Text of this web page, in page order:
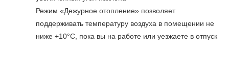
Режим «Дежурное отопление» позволяет
поддерживать температуру воздуха в помещении не
ниже +10°C, пока вы на работе или уезжаете в отпуск